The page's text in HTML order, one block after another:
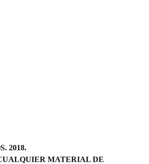
2018.
MATERIAL DE